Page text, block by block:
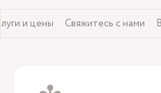
и цены Свяжитесь с нами